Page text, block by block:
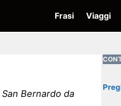
Frasi Viaggi
Bernardo da